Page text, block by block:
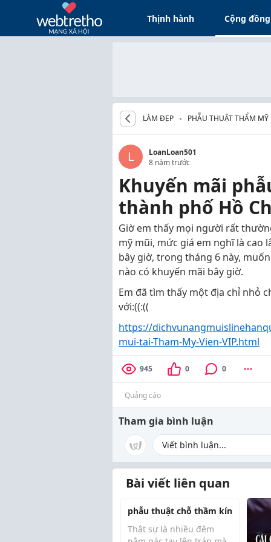
Thịnh hành Cộng đồng
LÀM ĐẸP PHẪU THUẬT THẨM MỸ
L
LoanLoan501
8 năm trước
Khuyến mãi
thành phố Hồ
Giờ em thấy mọi người rất
mỹ mũi, mức giá em nghĩ là cao
bây giờ, trong tháng 6 này,
nào có khuyến mãi bây giờ.
Em đã tìm thấy một địa chỉ nhỏ
với:((:((
https://
mui-tai-Tham-My-Vien-VIP.html
945 0 0
Quảng cáo
Tham gia bình luận
Bài viết liên quan
phẫu thuật chỗ thầm kín
Thật sự là nhiều đêm